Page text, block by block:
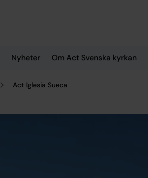
Nyheter Om Act Svenska kyrkan
Act Iglesia Sueca